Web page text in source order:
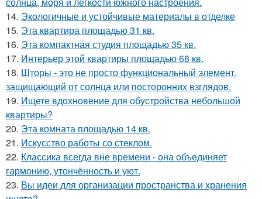
14. Экологичные и устойчивые материалы в отделке
15. Эта квартира площадью 31 кв.
16. Эта компактная студия площадью 35 кв.
17. Интерьер этой квартиры площадью 68 кв.
18. Шторы - это не просто функциональный элемент,
защищающий от солнца или посторонних взглядов.
19. Ищете вдохновение для обустройства небольшой
квартиры?
20. Эта комната площадью 14 кв.
21. Искусство работы со стеклом.
22. Классика всегда вне времени - она объединяет
гармонию, утончённость и уют.
23. Вы идеи для организации пространства и хранения